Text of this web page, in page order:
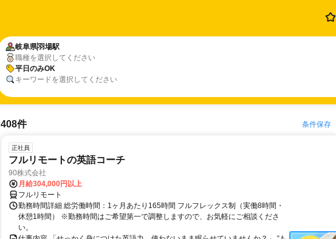
岐阜県羽場駅
職種を選択してください
平日のみOK
キーワードを選択してください
408件 条件保存
正社員
フルリモートの英語コーチ
90株式会社
月給304,000円以上
フルリモート
勤務時間詳細 総労働時間：1ヶ月あたり165時間 フルフレックス制（実働8時間・
休憩1時間） ※勤務時間はご希望第一で調整しますので、お気軽にご相談くださ
い。